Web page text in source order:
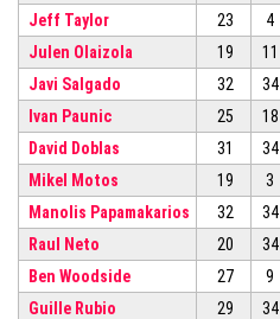
Jeff Taylor
23 4
Julen Olaizola
19 11
Javi Salgado
32 34
Ivan Paunic
25 18
David Doblas
31 34
Mikel Motos
19 3
Manolis Papamakarios
32 34
Raul Neto
20 34
Ben Woodside
27 9
Guille Rubio
29 34